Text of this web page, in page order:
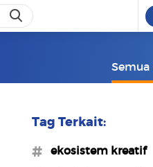
Semua
Tag Terkait:
#ekosistem kreatif